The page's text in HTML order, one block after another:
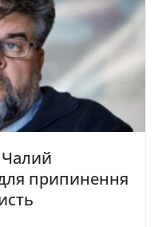
Чалий
припинення